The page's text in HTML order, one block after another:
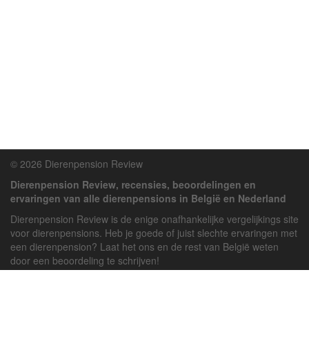
© 2026 Dierenpension Review
Dierenpension Review, recensies, beoordelingen en
ervaringen van alle dierenpensions in België en Nederland
Dierenpension Review is de enige onafhankelijke vergelijkings site
voor dierenpensions. Heb je goede of juist slechte ervaringen met
een dierenpension? Laat het ons en de rest van België weten
door een beoordeling te schrijven!